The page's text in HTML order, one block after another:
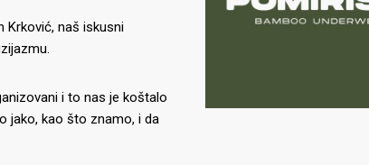
Krković, naš iskusni
i to nas je koštalo
jako, kao što znamo, i da